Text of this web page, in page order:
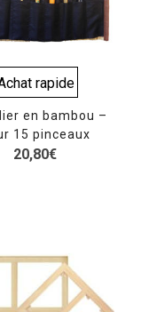
rapide
en bambou –
15 pinceaux
20,80€